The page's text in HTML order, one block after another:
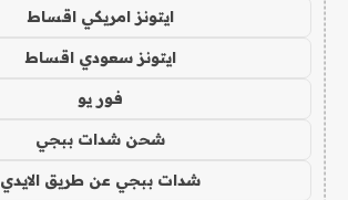
ايتونز امريكي اقساط
ايتونز سعودي اقساط
فور يو
شحن شدات ببجي
شدات ببجي عن طريق الايدي